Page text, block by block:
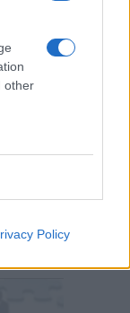
other
Policy